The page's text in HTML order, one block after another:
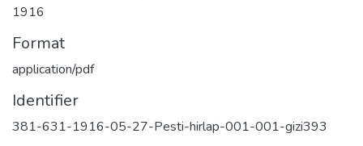
1916
Format
application/pdf
Identifier
381-631-1916-05-27-Pesti-hirlap-001-001-gizi393